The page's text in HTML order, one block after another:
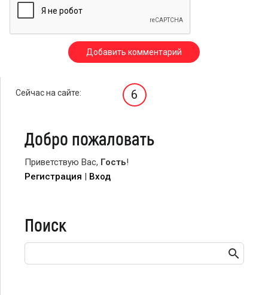
Сейчас на сайте: 6
Добро пожаловать
Приветствую Вас, Гость!
Регистрация | Вход
Поиск